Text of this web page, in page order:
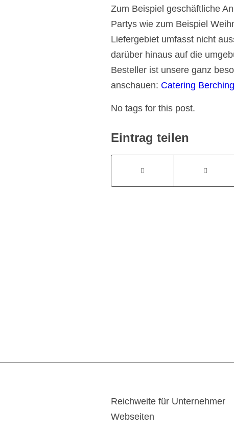
Zum Beispiel geschäftliche
Partys wie zum Beispiel
Liefergebiet umfasst nicht
darüber hinaus auf die
Besteller ist unsere ganz
anschauen: Catering Berching
No tags for this post.
Eintrag teilen
Reichweite für Unternehmer
Webseiten